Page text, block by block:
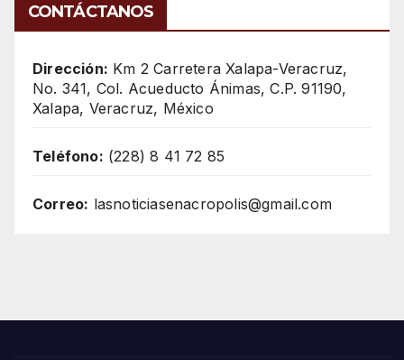
CONTÁCTANOS
Dirección: Km 2 Carretera Xalapa-Veracruz,
No. 341, Col. Acueducto Ánimas, C.P. 91190,
Xalapa, Veracruz, México
Teléfono: (228) 8 41 72 85
Correo: lasnoticiasenacropolis@gmail.com